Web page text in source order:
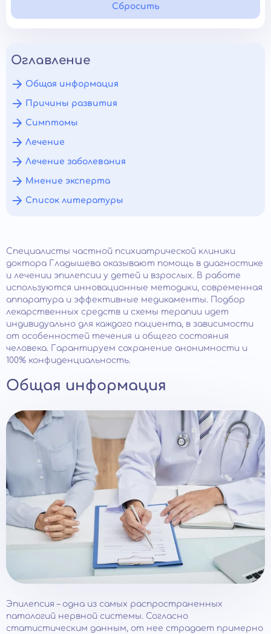
Сбросить
Оглавление
Общая информация
Причины развития
Симптомы
Лечение
Лечение заболевания
Мнение эксперта
Список литературы
Специалисты частной психиатрической клиники
доктора Гладышева оказывают помощь в диагностике
и лечении эпилепсии у детей и взрослых. В работе
используются инновационные методики, современная
аппаратура и эффективные медикаменты. Подбор
лекарственных средств и схемы терапии идет
индивидуально для каждого пациента, в зависимости
от особенностей течения и общего состояния
человека. Гарантируем сохранение анонимности и
100% конфиденциальность.
Общая информация
Эпилепсия – одна из самых распространенных
патологий нервной системы. Согласно
статистическим данным, от нее страдает примерно